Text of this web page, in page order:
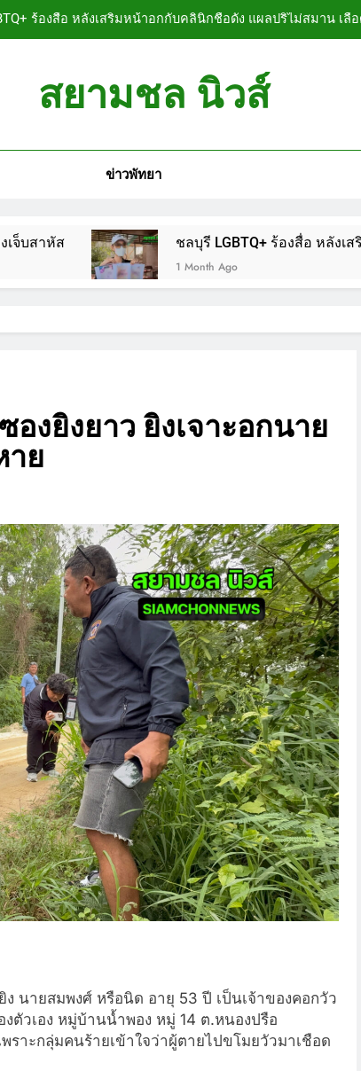
ร้องสื่อ หลังเสริมหน้าอกกับคลินิกชื่อดัง แผลปริไม่สมาน เลื
ชลบุรี ฉลุยก่อนหมดวาระ! สภาเมืองพัทยา ผ่านง
ร้องสื่อ หลังเสริมหน้าอกกับคลินิกชื่อดัง แผลปริไม่สมาน เ
ชลบุรี ฉลุยก่อนหมดวาระ! สภาเมืองพัทยา ผ่านง
สยามชล นิวส์
ข่าวพัทยา
ชลบุรี LGBTQ+ ร้องสื่อ หลังเสริมหน้าอกกั
1 Month Ago
งยิงยาว ยิงเจาะอกนาย
าย
นายสมพงศ์ หรือนิด อายุ 53 ปี เป็นเจ้าของคอกวัว
ตัวเอง หมู่บ้านน้ำพอง หมู่ 14 ต.หนองปรือ
ราะกลุ่มคนร้ายเข้าใจว่าผู้ตายไปขโมยวัวมาเชือด